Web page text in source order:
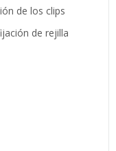
de los clips
de rejilla